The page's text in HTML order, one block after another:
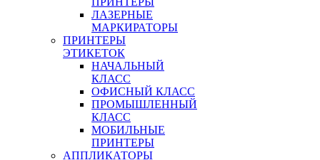
ЛАЗЕРНЫЕ
МАРКИРАТОРЫ
ПРИНТЕРЫ
ЭТИКЕТОК
НАЧАЛЬНЫЙ
КЛАСС
ОФИСНЫЙ КЛАСС
ПРОМЫШЛЕННЫЙ
КЛАСС
МОБИЛЬНЫЕ
ПРИНТЕРЫ
АППЛИКАТОРЫ